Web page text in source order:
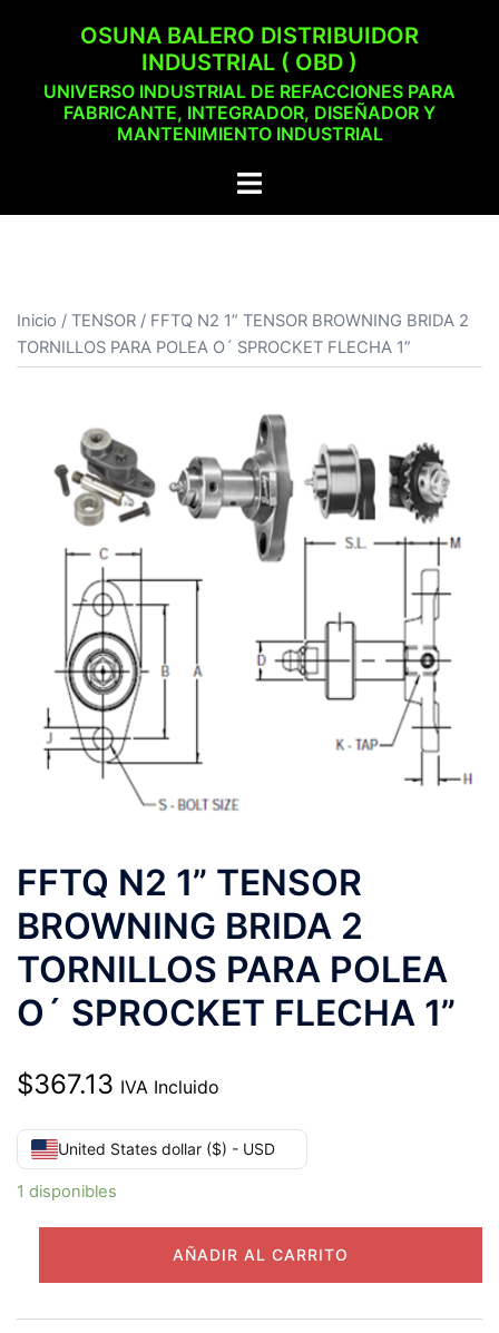
OSUNA BALERO DISTRIBUIDOR
INDUSTRIAL ( OBD )
UNIVERSO INDUSTRIAL DE REFACCIONES PARA
FABRICANTE, INTEGRADOR, DISEÑADOR Y
MANTENIMIENTO INDUSTRIAL
Alternar
Inicio / TENSOR / FFTQ N2 1” TENSOR BROWNING BRIDA 2
TORNILLOS PARA POLEA O´ SPROCKET FLECHA 1”
FFTQ N2 1” TENSOR
BROWNING BRIDA 2
TORNILLOS PARA POLEA
O´ SPROCKET FLECHA 1”
$367.13 IVA Incluido
United States dollar ($) - USD
1 disponibles
AÑADIR AL CARRITO